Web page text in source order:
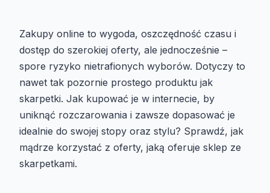
Zakupy online to wygoda, oszczędność czasu i
dostęp do szerokiej oferty, ale jednocześnie –
spore ryzyko nietrafionych wyborów. Dotyczy to
nawet tak pozornie prostego produktu jak
skarpetki. Jak kupować je w internecie, by
uniknąć rozczarowania i zawsze dopasować je
idealnie do swojej stopy oraz stylu? Sprawdź, jak
mądrze korzystać z oferty, jaką oferuje sklep ze
skarpetkami.